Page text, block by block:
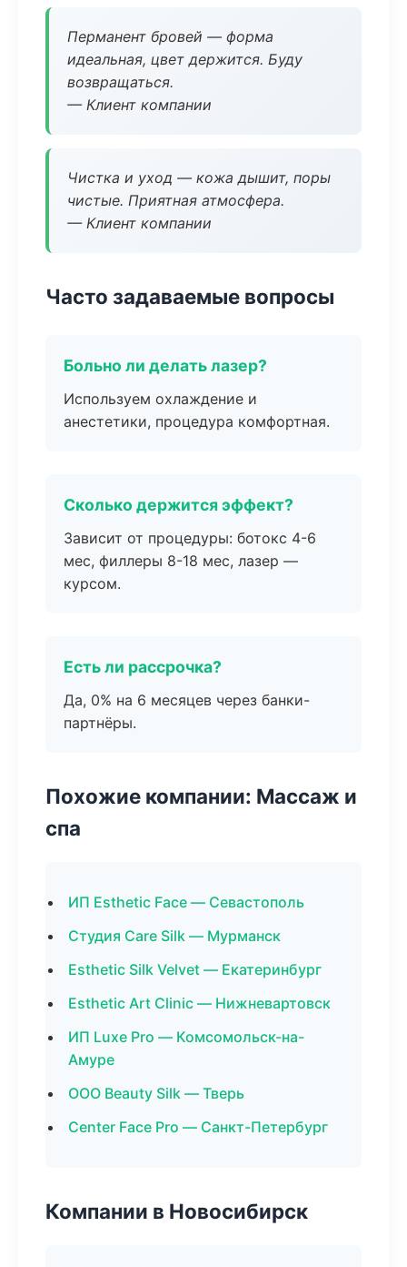
Перманент бровей — форма
идеальная, цвет держится. Буду
возвращаться.
— Клиент компании
Чистка и уход — кожа дышит, поры
чистые. Приятная атмосфера.
— Клиент компании
Часто задаваемые вопросы
Больно ли делать лазер?
Используем охлаждение и
анестетики, процедура комфортная.
Сколько держится эффект?
Зависит от процедуры: ботокс 4-6
мес, филлеры 8-18 мес, лазер —
курсом.
Есть ли рассрочка?
Да, 0% на 6 месяцев через банки-
партнёры.
Похожие компании: Массаж и
спа
ИП Esthetic Face — Севастополь
Студия Care Silk — Мурманск
Esthetic Silk Velvet — Екатеринбург
Esthetic Art Clinic — Нижневартовск
ИП Luxe Pro — Комсомольск-на-
Амуре
ООО Beauty Silk — Тверь
Center Face Pro — Санкт-Петербург
Компании в Новосибирск